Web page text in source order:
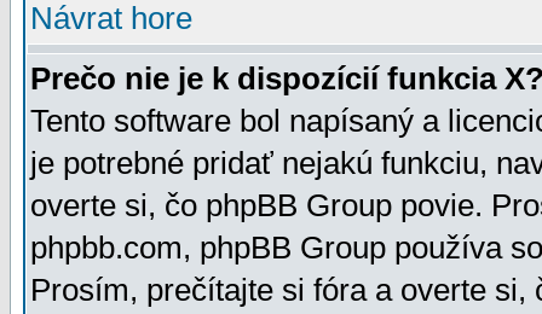
Návrat hore
Prečo nie je k dispozícií funkcia
Tento software bol napísaný a
je potrebné pridať nejakú funkciu,
overte si, čo phpBB Group povie.
phpbb.com, phpBB Group používa
Prosím, prečítajte si fóra a overte